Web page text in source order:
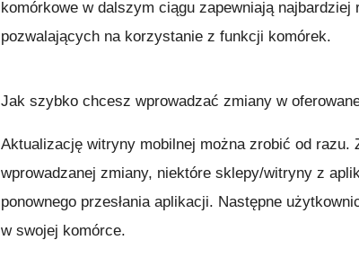
komórkowe w dalszym ciągu zapewniają najbardziej
pozwalających na korzystanie z funkcji komórek.
Jak szybko chcesz wprowadzać zmiany w
Aktualizację witryny mobilnej można zrobić od razu.
wprowadzanej zmiany, niektóre sklepy/witryny z
ponownego przesłania aplikacji. Następne
w swojej komórce.